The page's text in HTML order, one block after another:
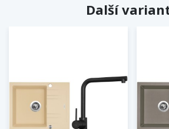
Další